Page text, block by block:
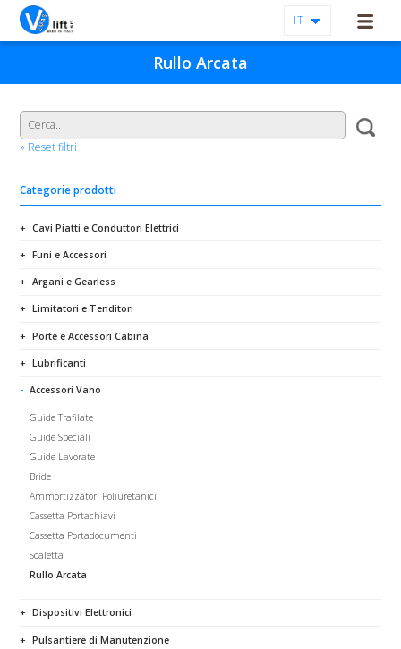
IT
Rullo Arcata
» Reset filtri
Categorie prodotti
Cavi Piatti e Conduttori Elettrici
Funi e Accessori
Argani e Gearless
Limitatori e Tenditori
Porte e Accessori Cabina
Lubrificanti
Accessori Vano
Guide Trafilate
Guide Speciali
Guide Lavorate
Bride
Ammortizzatori Poliuretanici
Cassetta Portachiavi
Cassetta Portadocumenti
Scaletta
Rullo Arcata
Dispositivi Elettronici
Pulsantiere di Manutenzione